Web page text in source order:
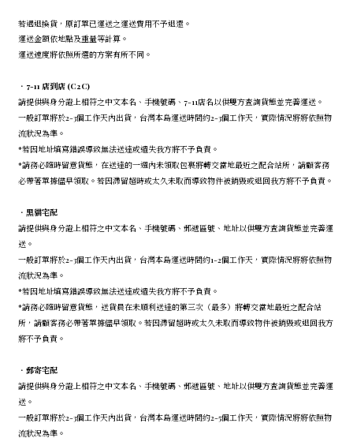
若遇退換貨，原訂單已運送之運送費用不予退還。
運送金額依地點及重量等計算。
運送速度將依照所選的方案有所不同。
．7-11 店到店 (C2C)
請提供與身分證上相符之中文本名、手機號碼、7-11店名以供雙方查詢貨態並完善運送。
一般訂單將於2-3個工作天內出貨，台灣本島運送時間約2-3個工作天，實際情況將將依照物
流狀況為準。
*若因地址填寫錯誤導致無法送達或遺失我方將不予負責。
*請務必隨時留意貨態，在送達的一週內未領取包裹將轉交當地最近之配合站所，請顧客務
必帶著單據儘早領取。若因滯留超時或太久未取而導致物件被銷毀或退回我方將不予負責。
． 黑貓宅配
請提供與身分證上相符之中文本名、手機號碼、郵遞區號、地址以供雙方查詢貨態並完善運
送。
一般訂單將於2-3個工作天內出貨，台灣本島運送時間約1-2個工作天，實際情況將將依照物
流狀況為準。
*若因地址填寫錯誤導致無法送達或遺失我方將不予負責。
*請務必隨時留意貨態，送貨員在未順利送達的第三次（最多）將轉交當地最近之配合站
所，請顧客務必帶著單據儘早領取。若因滯留超時或太久未取而導致物件被銷毀或退回我方
將不予負責。
． 郵寄宅配
請提供與身分證上相符之中文本名、手機號碼、郵遞區號、地址以供雙方查詢貨態並完善運
送。
一般訂單將於2-3個工作天內出貨，台灣本島運送時間約2-5個工作天，實際情況將將依照物
流狀況為準。